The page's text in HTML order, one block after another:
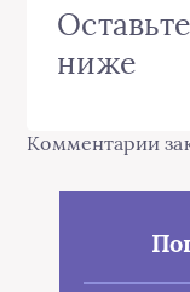
ниже
Комментарии